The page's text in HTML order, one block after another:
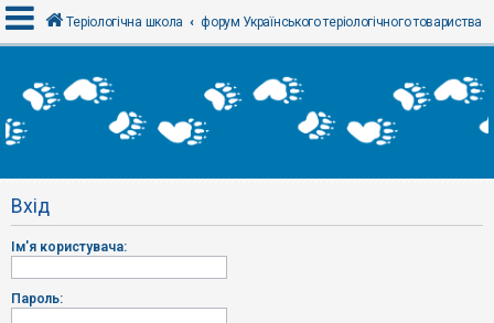
х
і
Р
є
т
р
а
Теріологічна школа форум Українського теріологічного товариства
Вхід
Ім'я користувача:
Пароль: